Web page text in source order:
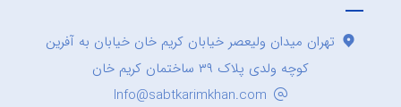
تهران میدان ولیعصر خیابان کریم خان خیابان به آفرین
کوچه ولدی پلاک ۳۹ ساختمان کریم خان
Info@sabtkarimkhan.com